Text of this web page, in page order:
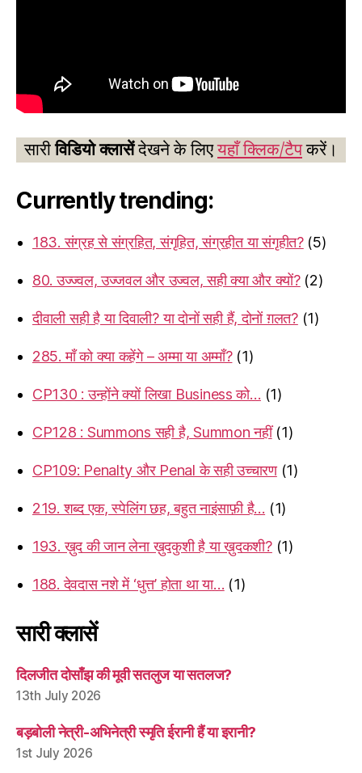
सारीविडियो क्लासेंदेखने के लिएयहाँ क्लिक/टैपकरें।
Currently trending:
183. संग्रह से संग्रहित, संगृहित, संग्रहीत या संगृहीत? (5)
80. उज्ज्वल, उज्जवल और उज्वल, सही क्या और क्यों? (2)
दीवाली सही है या दिवाली? या दोनों सही हैं, दोनों ग़लत? (1)
285. माँ को क्या कहेंगे – अम्मा या अम्माँ? (1)
CP130 : उन्होंने क्यों लिखा Business को… (1)
CP128 : Summons सही है, Summon नहीं (1)
CP109: Penalty और Penal के सही उच्चारण (1)
219. शब्द एक, स्पेलिंग छह, बहुत नाइंसाफ़ी है… (1)
193. ख़ुद की जान लेना ख़ुदकुशी है या ख़ुदकशी? (1)
188. देवदास नशे में ‘धुत्त’ होता था या… (1)
सारी क्लासें
दिलजीत दोसाँझ की मूवी सतलुज या सतलज?
13th July 2026
बड़बोली नेत्री-अभिनेत्री स्मृति ईरानी हैं या इरानी?
1st July 2026